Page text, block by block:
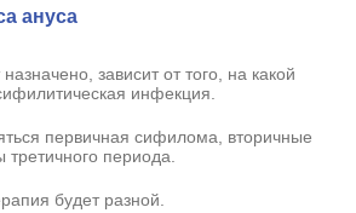
ануса
зависит от того, на какой
инфекция.
первичная сифилома, вторичные
периода.
будет разной.